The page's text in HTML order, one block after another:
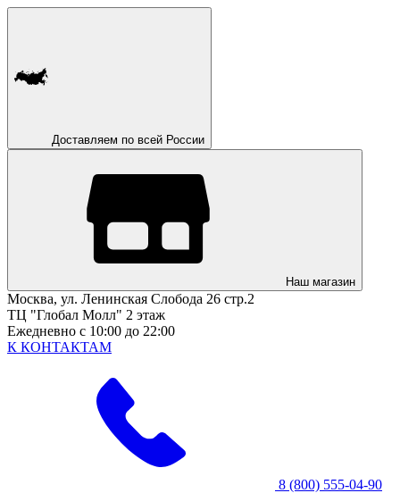
Доставляем по всей России
Наш магазин
Москва, ул. Ленинская Слобода 26 стр.2
ТЦ "Глобал Молл" 2 этаж
Ежедневно с 10:00 до 22:00
К КОНТАКТАМ
8 (800) 555-04-90